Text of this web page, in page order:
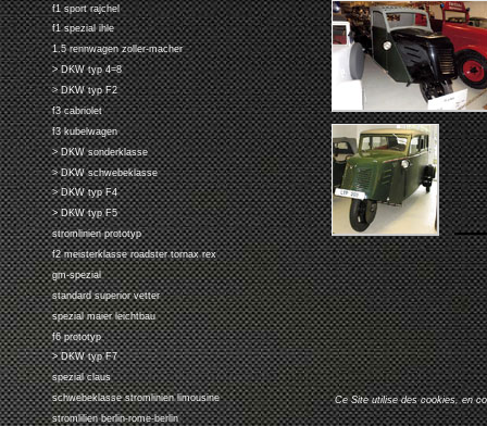
f1 sport rajchel
f1 spezial ihle
1.5 rennwagen zoller-macher
> DKW typ 4=8
> DKW typ F2
f3 cabriolet
f3 kubelwagen
> DKW sonderklasse
> DKW schwebeklasse
> DKW typ F4
> DKW typ F5
stromlinien prototyp
f2 meisterklasse roadster tornax rex
gm-spezial
standard superior vetter
spezial maier leichtbau
f6 prototyp
> DKW typ F7
spezial claus
schwebeklasse stromlinien limousine
stromlilien berlin-rome-berlin
Ce Site utilise des cookies, en